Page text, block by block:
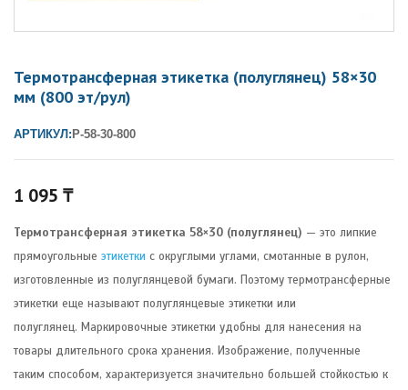
Термотрансферная этикетка (полуглянец) 58×30
мм (800 эт/рул)
АРТИКУЛ: P-58-30-800
1 095 ₸
Термотрансферная этикетка 58×30 (полуглянец) — это липкие
прямоугольные этикетки с округлыми углами, смотанные в рулон,
изготовленные из полуглянцевой бумаги. Поэтому термотрансферные
этикетки еще называют полуглянцевые этикетки или
полуглянец. Маркировочные этикетки удобны для нанесения на
товары длительного срока хранения. Изображение, полученные
таким способом, характеризуется значительно большей стойкостью к